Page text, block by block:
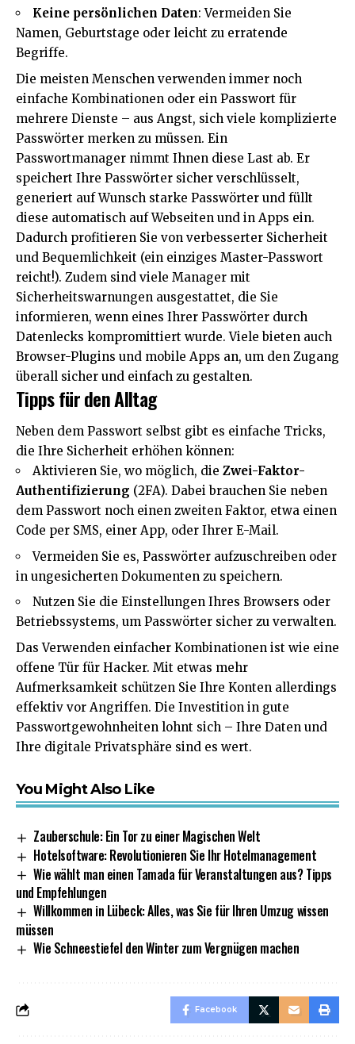
Keine persönlichen Daten: Vermeiden Sie
Namen, Geburtstage oder leicht zu erratende
Begriffe.
Die meisten Menschen verwenden immer noch
einfache Kombinationen oder ein Passwort für
mehrere Dienste – aus Angst, sich viele komplizierte
Passwörter merken zu müssen. Ein
Passwortmanager nimmt Ihnen diese Last ab. Er
speichert Ihre Passwörter sicher verschlüsselt,
generiert auf Wunsch starke Passwörter und füllt
diese automatisch auf Webseiten und in Apps ein.
Dadurch profitieren Sie von verbesserter Sicherheit
und Bequemlichkeit (ein einziges Master-Passwort
reicht!). Zudem sind viele Manager mit
Sicherheitswarnungen ausgestattet, die Sie
informieren, wenn eines Ihrer Passwörter durch
Datenlecks kompromittiert wurde. Viele bieten auch
Browser-Plugins und mobile Apps an, um den Zugang
überall sicher und einfach zu gestalten.
Tipps für den Alltag
Neben dem Passwort selbst gibt es einfache Tricks,
die Ihre Sicherheit erhöhen können:
Aktivieren Sie, wo möglich, die Zwei-Faktor-
Authentifizierung (2FA). Dabei brauchen Sie neben
dem Passwort noch einen zweiten Faktor, etwa einen
Code per SMS, einer App, oder Ihrer E-Mail.
Vermeiden Sie es, Passwörter aufzuschreiben oder
in ungesicherten Dokumenten zu speichern.
Nutzen Sie die Einstellungen Ihres Browsers oder
Betriebssystems, um Passwörter sicher zu verwalten.
Das Verwenden einfacher Kombinationen ist wie eine
offene Tür für Hacker. Mit etwas mehr
Aufmerksamkeit schützen Sie Ihre Konten allerdings
effektiv vor Angriffen. Die Investition in gute
Passwortgewohnheiten lohnt sich – Ihre Daten und
Ihre digitale Privatsphäre sind es wert.
You Might Also Like
Zauberschule: Ein Tor zu einer Magischen Welt
Hotelsoftware: Revolutionieren Sie Ihr Hotelmanagement
Wie wählt man einen Tamada für Veranstaltungen aus? Tipps
und Empfehlungen
Willkommen in Lübeck: Alles, was Sie für Ihren Umzug wissen
müssen
Wie Schneestiefel den Winter zum Vergnügen machen
Facebook